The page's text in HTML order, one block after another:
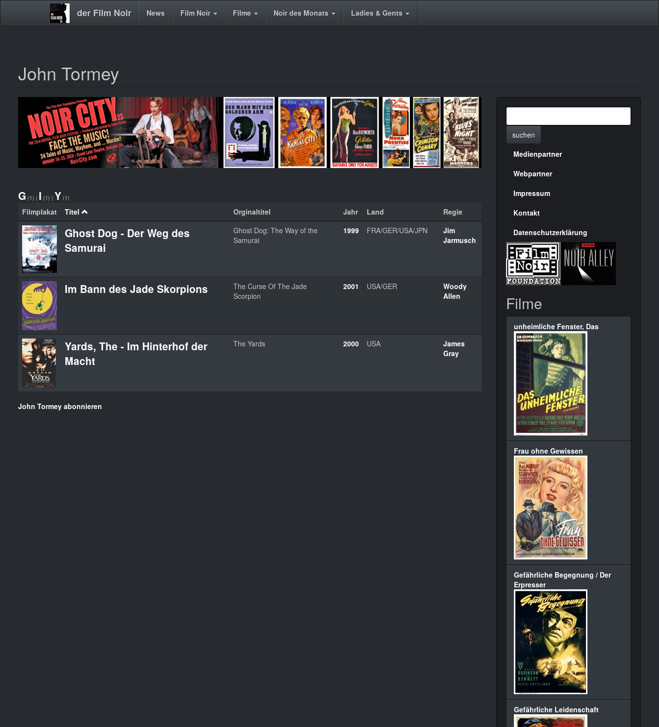
der Film Noir
Main News Film Noir Filme Noir des Monats Ladies & Gents
John Tormey
G (1) | I (1) | Y (1)
Filmplakat Titel Orginaltitel Jahr Land Regie
Ghost Dog - Der Weg des
Samurai
Ghost Dog: The Way of the
Samurai
1999 FRA/GER/USA/JPN
Jim
Jarmusch
Im Bann des Jade Skorpions
The Curse Of The Jade
Scorpion
2001 USA/GER
Woody
Allen
Yards, The - Im Hinterhof der
Macht
The Yards 2000 USA
James
Gray
John Tormey abonnieren
suchen
Menülinks
rechte
Seite
Medienpartner
Webpartner
Impressum
Kontakt
Datenschutzerklärung
Filme
unheimliche Fenster, Das
Frau ohne Gewissen
Gefährliche Begegnung / Der
Erpresser
Gefährliche Leidenschaft